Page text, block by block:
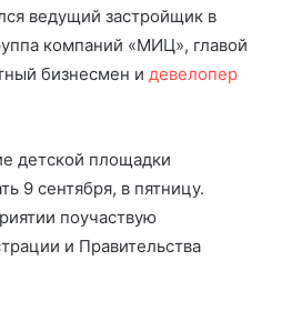
ведущий застройщик в
компаний «МИЦ», главой
бизнесмен и девелопер
детской площадки
9 сентября, в пятницу.
поучаствую
и Правительства